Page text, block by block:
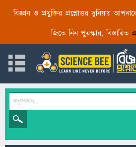
বিজ্ঞান ও প্রযুক্তির প্রশ্নোত্তর দুনিয়ায়
জিতে নিন পুরস্কার, বিস্তারিত